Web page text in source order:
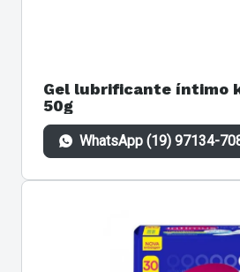
Gel lubrificante íntimo
50g
WhatsApp (19) 97134-